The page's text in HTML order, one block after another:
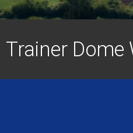
Trainer Dome